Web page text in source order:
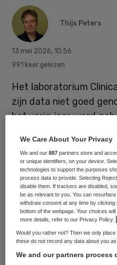
Thijs Peters
13 mei 2026, 10:56
991 keer gelezen
Het laboratorium
zijn data niet goed
het vorig jaar werd
Dat constateert de
Gezondheidszorg en
Cybercriminelen
gegevens van
die hadden
bevolkingsonderzoek
baarmoederhalskanker.
We Care About Your Privacy
We and our887 partners store and
or unique identifiers, on your device.
technologies to support the purposes
process data to provide. Selecting
disable them. If trackers are disabled,
be as relevant to you. You can
withdraw consent at any time by
bottom of the webpage. Your choices
more details, refer to our Privacy Policy.
Would you rather not? Then we only
these do not record any data about you
We and our partners process